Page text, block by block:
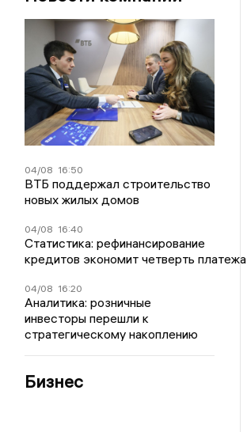
04/08 16:50
ВТБ поддержал строительство
новых жилых домов
04/08 16:40
Статистика: рефинансирование
кредитов экономит четверть платежа
04/08 16:20
Аналитика: розничные
инвесторы перешли к
стратегическому накоплению
Бизнес